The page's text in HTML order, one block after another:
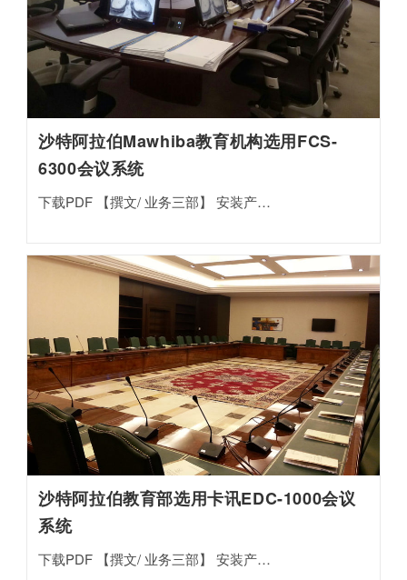
沙特阿拉伯Mawhiba教育机构选用FCS-
6300会议系统
下载PDF 【撰文/ 业务三部】 安装产…
沙特阿拉伯教育部选用卡讯EDC-1000会议
系统
下载PDF 【撰文/ 业务三部】 安装产…